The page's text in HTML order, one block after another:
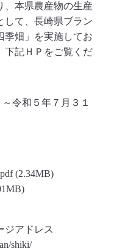
、本県農産物の生産
して、長崎県ブラン
季畑」を実施してお
下記ＨＰをご覧くだ
令和５年７月３１
(2.34MB)
ジアドレス
shiki/